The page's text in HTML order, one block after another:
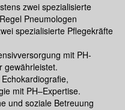
zwei spezialisierte
Pneumologen
spezialisierte Pflegekräfte
mit PH-
gewährleistet.
mit PH–Expertise.
und soziale Betreuung